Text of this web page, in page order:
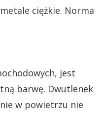
ciężkie. Norma
jest
barwę. Dwutlenek
w powietrzu nie